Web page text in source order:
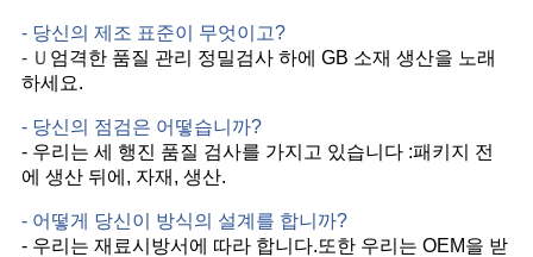
- 당신의 제조 표준이 무엇이고?
- Ｕ 엄격한 품질 관리 정밀검사 하에 GB 소재 생산을 노래
하세요.
- 당신의 점검은 어떻습니까?
- 우리는 세 행진 품질 검사를 가지고 있습니다 :패키지 전
에 생산 뒤에, 자재, 생산.
- 어떻게 당신이 방식의 설계를 합니까?
- 우리는 재료시방서에 따라 합니다.또한 우리는 OEM을 받